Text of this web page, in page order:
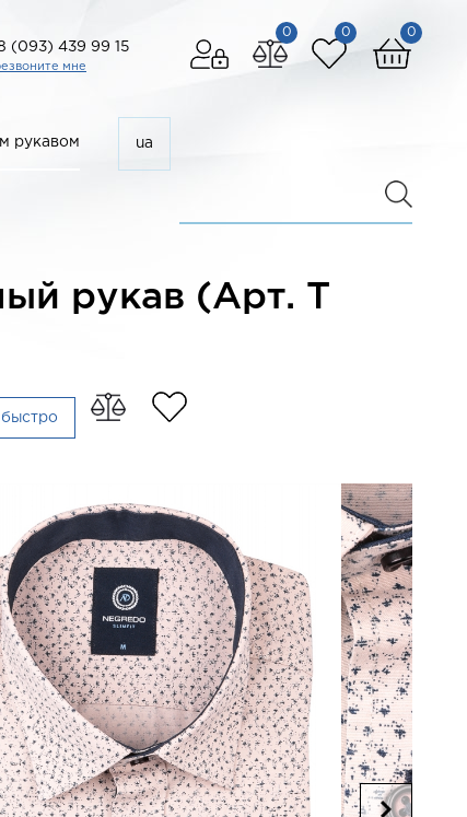
0
0
0
(093) 439 99 15
мне
рукавом ua
рукав (Арт. T
быстро